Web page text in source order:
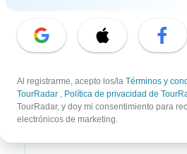
Asia
Australia / Oceanía
Europa
Latin América
Al registrarme, acepto los/la Términos y
TourRadar , Política de privacidad de
TourRadar, y doy mi consentimiento para
electrónicos de marketing.